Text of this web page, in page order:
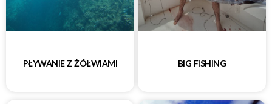
PŁYWANIE Z ŻÓŁWIAMI BIG FISHING